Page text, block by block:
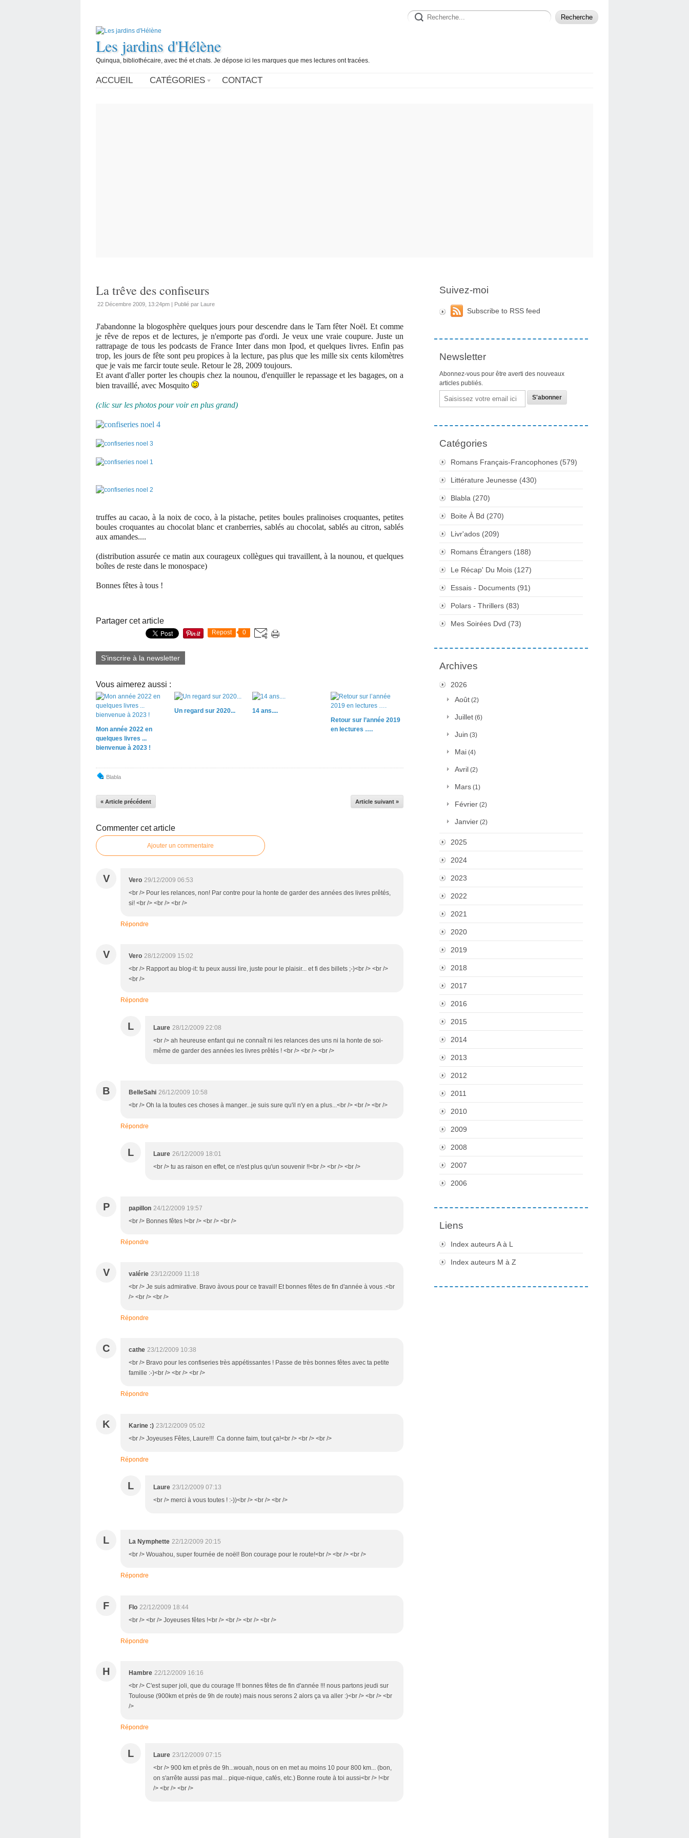
Les jardins d'Hélène
Quinqua, bibliothécaire, avec thé et chats. Je dépose ici les marques que mes lectures ont tracées.
ACCUEIL CATÉGORIES CONTACT
La trêve des confiseurs
22 Décembre 2009, 13:24pm | Publié par Laure
J'abandonne la blogosphère quelques jours pour descendre dans le Tarn fêter Noël. Et comme
je rêve de repos et de lectures, je n'emporte pas d'ordi. Je veux une vraie coupure. Juste un
rattrapage de tous les podcasts de France Inter dans mon Ipod, et quelques livres. Enfin pas
trop, les jours de fête sont peu propices à la lecture, pas plus que les mille six cents kilomètres
que je vais me farcir toute seule. Retour le 28, 2009 toujours.
Et avant d'aller porter les choupis chez la nounou, d'enquiller le repassage et les bagages, on a
bien travaillé, avec Mosquito
(clic sur les photos pour voir en plus grand)
truffes au cacao, à la noix de coco, à la pistache, petites boules pralinoises croquantes, petites
boules croquantes au chocolat blanc et cranberries, sablés au chocolat, sablés au citron, sablés
aux amandes....
(distribution assurée ce matin aux courageux collègues qui travaillent, à la nounou, et quelques
boîtes de reste dans le monospace)
Bonnes fêtes à tous !
Partager cet article
Repost 0
S'inscrire à la newsletter
Vous aimerez aussi :
Mon année 2022 en
quelques livres ...
bienvenue à 2023 !
Un regard sur 2020...
14 ans....
Retour sur l’année 2019
en lectures ….
Blabla
« Article précédent Article suivant »
Commenter cet article
Ajouter un commentaire
V Vero 29/12/2009 06:53
<br /> Pour les relances, non! Par contre pour la honte de garder des années des livres prêtés,
si! <br /> <br /> <br />
Répondre
V Vero 28/12/2009 15:02
<br /> Rapport au blog-it: tu peux aussi lire, juste pour le plaisir... et fi des billets ;-)<br /> <br />
<br />
Répondre
L Laure 28/12/2009 22:08
<br /> ah heureuse enfant qui ne connaît ni les relances des uns ni la honte de soi-
même de garder des années les livres prêtés ! <br /> <br /> <br />
B BelleSahi 26/12/2009 10:58
<br /> Oh la la toutes ces choses à manger...je suis sure qu'il n'y en a plus...<br /> <br /> <br />
Répondre
L Laure 26/12/2009 18:01
<br /> tu as raison en effet, ce n'est plus qu'un souvenir !!<br /> <br /> <br />
P papillon 24/12/2009 19:57
<br /> Bonnes fêtes !<br /> <br /> <br />
Répondre
V valérie 23/12/2009 11:18
<br /> Je suis admirative. Bravo àvous pour ce travail! Et bonnes fêtes de fin d'année à vous .<br
/> <br /> <br />
Répondre
C cathe 23/12/2009 10:38
<br /> Bravo pour les confiseries très appétissantes ! Passe de très bonnes fêtes avec ta petite
famille :-)<br /> <br /> <br />
Répondre
K Karine :) 23/12/2009 05:02
<br /> Joyeuses Fêtes, Laure!!! Ca donne faim, tout ça!<br /> <br /> <br />
Répondre
L Laure 23/12/2009 07:13
<br /> merci à vous toutes ! :-))<br /> <br /> <br />
L La Nymphette 22/12/2009 20:15
<br /> Wouahou, super fournée de noël! Bon courage pour le route!<br /> <br /> <br />
Répondre
F Flo 22/12/2009 18:44
<br /> <br /> Joyeuses fêtes !<br /> <br /> <br /> <br />
Répondre
H Hambre 22/12/2009 16:16
<br /> C'est super joli, que du courage !!! bonnes fêtes de fin d'année !!! nous partons jeudi sur
Toulouse (900km et près de 9h de route) mais nous serons 2 alors ça va aller :)<br /> <br /> <br
/>
Répondre
L Laure 23/12/2009 07:15
<br /> 900 km et près de 9h...wouah, nous on en met au moins 10 pour 800 km... (bon,
on s'arrête aussi pas mal... pique-nique, cafés, etc.) Bonne route à toi aussi<br /> !<br
/> <br /> <br />
Suivez-moi
Subscribe to RSS feed
Newsletter
Abonnez-vous pour être averti des nouveaux
articles publiés.
Email
Catégories
Romans Français-Francophones (579)
Littérature Jeunesse (430)
Blabla (270)
Boite À Bd (270)
Livr'ados (209)
Romans Étrangers (188)
Le Récap' Du Mois (127)
Essais - Documents (91)
Polars - Thrillers (83)
Mes Soirées Dvd (73)
Archives
2026
Août (2)
Juillet (6)
Juin (3)
Mai (4)
Avril (2)
Mars (1)
Février (2)
Janvier (2)
2025
2024
2023
2022
2021
2020
2019
2018
2017
2016
2015
2014
2013
2012
2011
2010
2009
2008
2007
2006
Liens
Index auteurs A à L
Index auteurs M à Z